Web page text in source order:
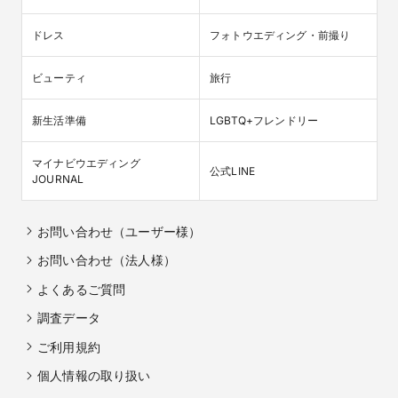
ドレス フォトウエディング・前撮り
ビューティ 旅行
新生活準備 LGBTQ+フレンドリー
マイナビウエディング
JOURNAL
公式LINE
お問い合わせ（ユーザー様）
お問い合わせ（法人様）
よくあるご質問
調査データ
ご利用規約
個人情報の取り扱い